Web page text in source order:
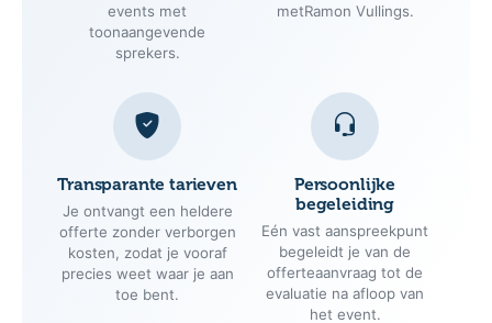
events met
toonaangevende
sprekers.
metRamon Vullings.
Transparante tarieven
Je ontvangt een heldere
offerte zonder verborgen
kosten, zodat je vooraf
precies weet waar je aan
toe bent.
Persoonlijke
begeleiding
Eén vast aanspreekpunt
begeleidt je van de
offerteaanvraag tot de
evaluatie na afloop van
het event.